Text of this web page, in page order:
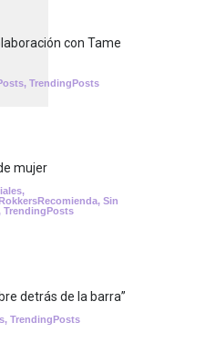
con Tame
, TrendingPosts
mujer
,
RokkersRecomienda, Sin
TrendingPosts
detrás de la barra”
, TrendingPosts